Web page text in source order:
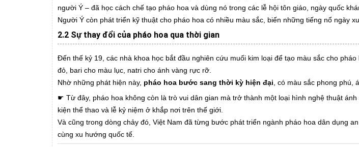
người Ý – đã học cách chế tạo pháo hoa và dùng nó trong các lễ hội tôn giáo, ngày quốc
Người Ý còn phát triển kỹ thuật cho pháo hoa có nhiều màu sắc, biến những tiếng nổ ngày
2.2 Sự thay đổi của pháo hoa qua thời gian
Đến thế kỷ 19, các nhà khoa học bắt đầu nghiên cứu muối kim loại để tạo màu sắc cho
đỏ, bari cho màu lục, natri cho ánh vàng rực rỡ.
Nhờ những phát hiện này, pháo hoa bước sang thời kỳ hiện đại , có màu sắc phong phú,
☛ Từ đây, pháo hoa không còn là trò vui dân gian mà trở thành một loại hình nghệ thuật
kiện thể thao và lễ kỷ niệm ở khắp nơi trên thế giới.
Và cũng trong dòng chảy đó, Việt Nam đã từng bước phát triển ngành pháo hoa dân dụng
cùng xu hướng quốc tế.